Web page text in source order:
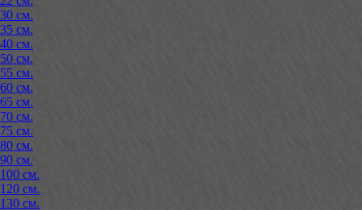
30 см.
35 см.
40 см.
50 см.
55 см.
60 см.
65 см.
70 см.
75 см.
80 см.
90 см.
100 см.
120 см.
130 см.